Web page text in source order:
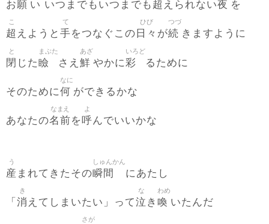
お願 い いつまでもいつまでも 超 えられない夜 を
超
こ
えようと 手
て
をつなぐこの 日々
ひび
が続
つづ
きますように
閉
と
じた瞼
まぶた
さえ 鮮
あざ
やかに彩
いろど
るために
そのために何
なに
ができるかな
あなたの名前
なまえ
を呼
よ
んでいいかな
産
う
まれてきたその瞬間
しゅんかん
にあたし
「 消
き
えてしまいたい」って泣
な
き 喚
わめ
いたんだ
さが